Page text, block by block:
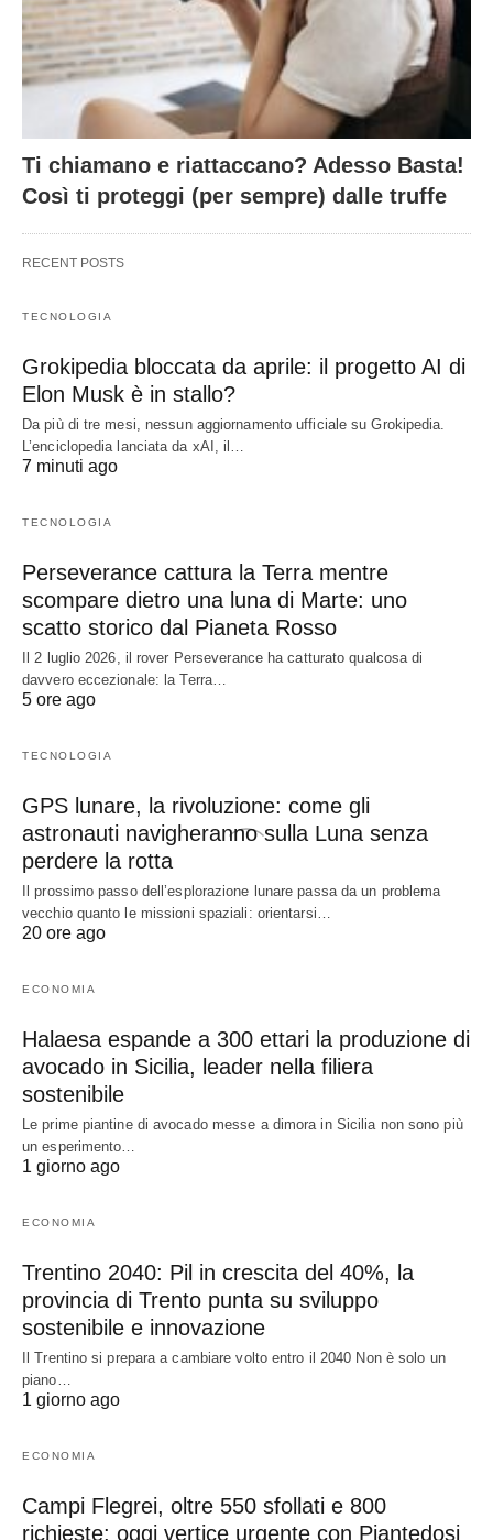
Ti chiamano e riattaccano? Adesso Basta!
Così ti proteggi (per sempre) dalle truffe
RECENT POSTS
TECNOLOGIA
Grokipedia bloccata da aprile: il progetto AI di
Elon Musk è in stallo?
Da più di tre mesi, nessun aggiornamento ufficiale su Grokipedia.
L’enciclopedia lanciata da xAI, il…
7 minuti ago
TECNOLOGIA
Perseverance cattura la Terra mentre
scompare dietro una luna di Marte: uno
scatto storico dal Pianeta Rosso
Il 2 luglio 2026, il rover Perseverance ha catturato qualcosa di
davvero eccezionale: la Terra…
5 ore ago
TECNOLOGIA
GPS lunare, la rivoluzione: come gli
astronauti navigheranno sulla Luna senza
perdere la rotta
Il prossimo passo dell’esplorazione lunare passa da un problema
vecchio quanto le missioni spaziali: orientarsi…
20 ore ago
ECONOMIA
Halaesa espande a 300 ettari la produzione di
avocado in Sicilia, leader nella filiera
sostenibile
Le prime piantine di avocado messe a dimora in Sicilia non sono più
un esperimento…
1 giorno ago
ECONOMIA
Trentino 2040: Pil in crescita del 40%, la
provincia di Trento punta su sviluppo
sostenibile e innovazione
Il Trentino si prepara a cambiare volto entro il 2040 Non è solo un
piano…
1 giorno ago
ECONOMIA
Campi Flegrei, oltre 550 sfollati e 800
richieste: oggi vertice urgente con Piantedosi